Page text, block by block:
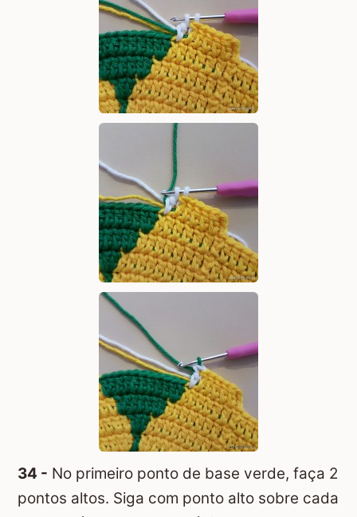
34 - No primeiro ponto de base verde, faça 2
pontos altos. Siga com ponto alto sobre cada